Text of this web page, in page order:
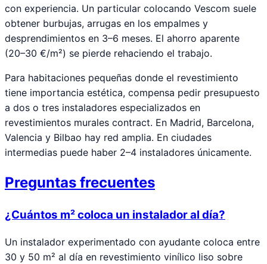
con experiencia. Un particular colocando Vescom suele
obtener burbujas, arrugas en los empalmes y
desprendimientos en 3–6 meses. El ahorro aparente
(20–30 €/m²) se pierde rehaciendo el trabajo.
Para habitaciones pequeñas donde el revestimiento
tiene importancia estética, compensa pedir presupuesto
a dos o tres instaladores especializados en
revestimientos murales contract. En Madrid, Barcelona,
Valencia y Bilbao hay red amplia. En ciudades
intermedias puede haber 2–4 instaladores únicamente.
Preguntas frecuentes
¿Cuántos m² coloca un instalador al día?
Un instalador experimentado con ayudante coloca entre
30 y 50 m² al día en revestimiento vinílico liso sobre